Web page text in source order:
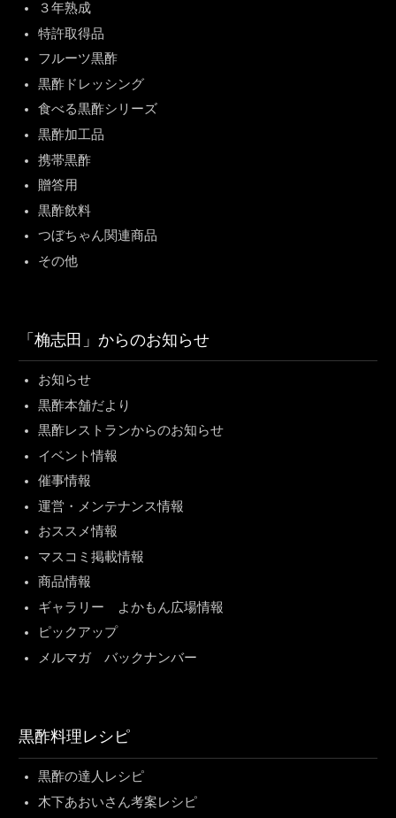
３年熟成
特許取得品
フルーツ黒酢
黒酢ドレッシング
食べる黒酢シリーズ
黒酢加工品
携帯黒酢
贈答用
黒酢飲料
つぼちゃん関連商品
その他
「桷志田」からのお知らせ
お知らせ
黒酢本舗だより
黒酢レストランからのお知らせ
イベント情報
催事情報
運営・メンテナンス情報
おススメ情報
マスコミ掲載情報
商品情報
ギャラリー よかもん広場情報
ピックアップ
メルマガ バックナンバー
黒酢料理レシピ
黒酢の達人レシピ
木下あおいさん考案レシピ